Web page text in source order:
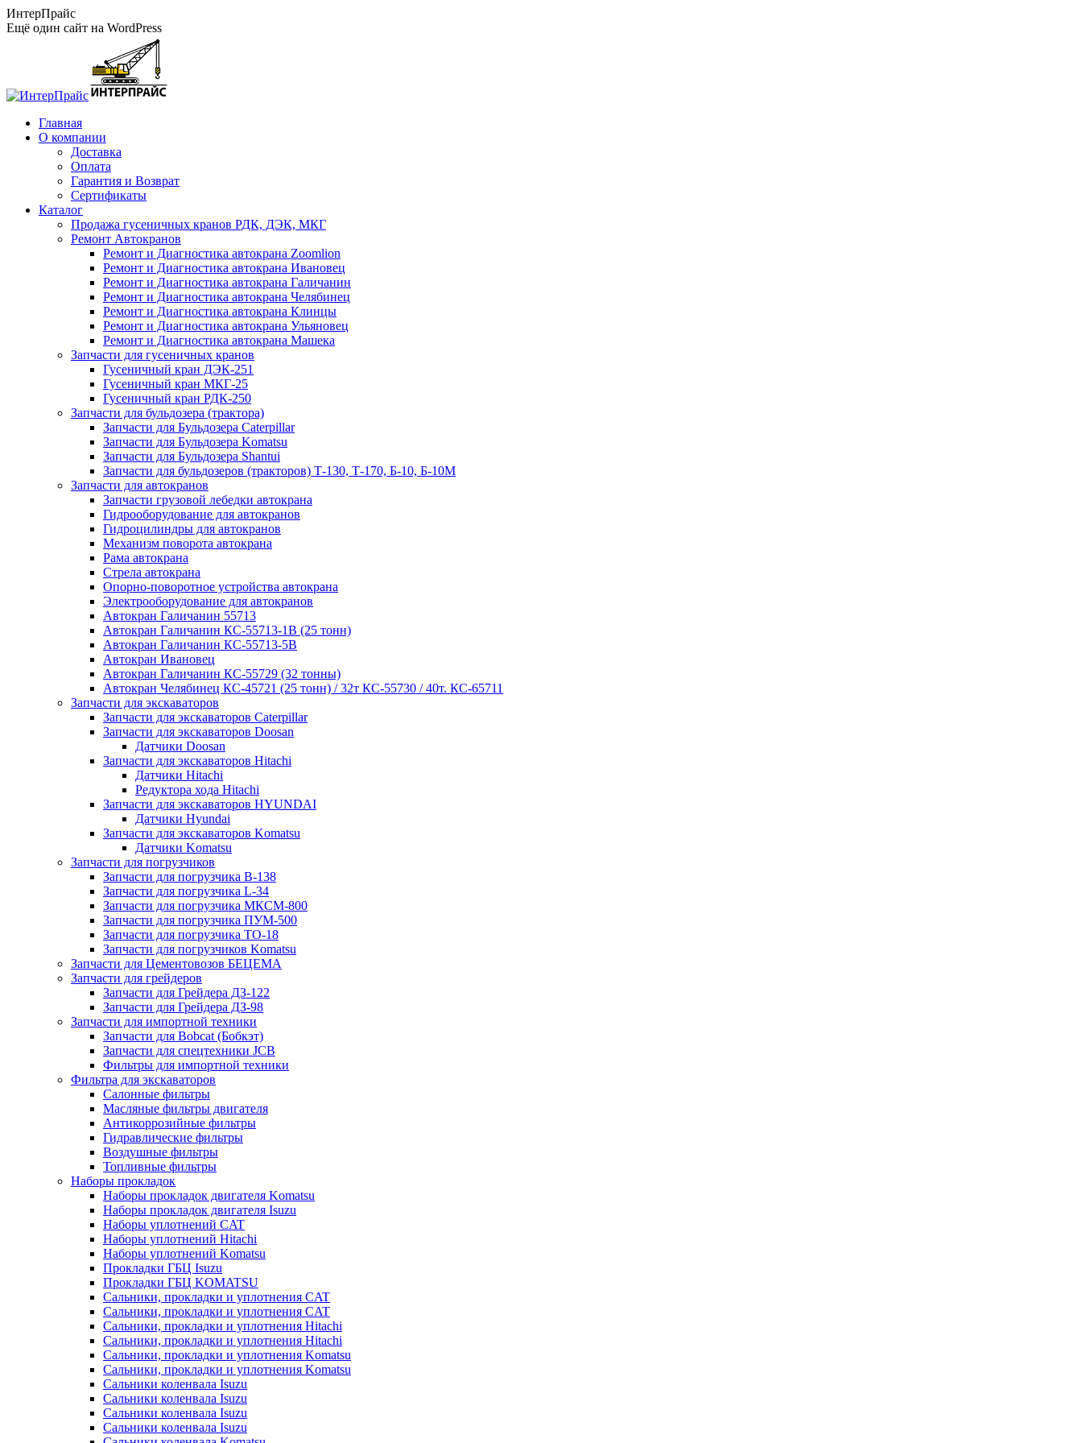
Перейти
к
ИнтерПрайс
Ещё один сайт на WordPress
Главная
О компании
Доставка
Оплата
Гарантия и Возврат
Сертификаты
Каталог
Продажа гусеничных кранов РДК, ДЭК, МКГ
Ремонт Автокранов
Ремонт и Диагностика автокрана Zoomlion
Ремонт и Диагностика автокрана Ивановец
Ремонт и Диагностика автокрана Галичанин
Ремонт и Диагностика автокрана Челябинец
Ремонт и Диагностика автокрана Клинцы
Ремонт и Диагностика автокрана Ульяновец
Ремонт и Диагностика автокрана Машека
Запчасти для гусеничных кранов
Гусеничный кран ДЭК-251
Гусеничный кран МКГ-25
Гусеничный кран РДК-250
Запчасти для бульдозера (трактора)
Запчасти для Бульдозера Caterpillar
Запчасти для Бульдозера Komatsu
Запчасти для Бульдозера Shantui
Запчасти для бульдозеров (тракторов) Т-130, Т-170, Б-10, Б-10М
Запчасти для автокранов
Запчасти грузовой лебедки автокрана
Гидрооборудование для автокранов
Гидроцилиндры для автокранов
Механизм поворота автокрана
Рама автокрана
Стрела автокрана
Опорно-поворотное устройства автокрана
Электрооборудование для автокранов
Автокран Галичанин 55713
Автокран Галичанин КС-55713-1В (25 тонн)
Автокран Галичанин КС-55713-5В
Автокран Ивановец
Автокран Галичанин КС-55729 (32 тонны)
Автокран Челябинец КС-45721 (25 тонн) / 32т КС-55730 / 40т. КС-65711
Запчасти для экскаваторов
Запчасти для экскаваторов Caterpillar
Запчасти для экскаваторов Doosan
Датчики Doosan
Запчасти для экскаваторов Hitachi
Датчики Hitachi
Редуктора хода Hitachi
Запчасти для экскаваторов HYUNDAI
Датчики Hyundai
Запчасти для экскаваторов Komatsu
Датчики Komatsu
Запчасти для погрузчиков
Запчасти для погрузчика B-138
Запчасти для погрузчика L-34
Запчасти для погрузчика МКСМ-800
Запчасти для погрузчика ПУМ-500
Запчасти для погрузчика ТО-18
Запчасти для погрузчиков Komatsu
Запчасти для Цементовозов БЕЦЕМА
Запчасти для грейдеров
Запчасти для Грейдера ДЗ-122
Запчасти для Грейдера ДЗ-98
Запчасти для импортной техники
Запчасти для Bobcat (Бобкэт)
Запчасти для спецтехники JCB
Фильтры для импортной техники
Фильтра для экскаваторов
Салонные фильтры
Масляные фильтры двигателя
Антикоррозийные фильтры
Гидравлические фильтры
Воздушные фильтры
Топливные фильтры
Наборы прокладок
Наборы прокладок двигателя Komatsu
Наборы прокладок двигателя Isuzu
Наборы уплотнений CAT
Наборы уплотнений Hitachi
Наборы уплотнений Komatsu
Прокладки ГБЦ Isuzu
Прокладки ГБЦ KOMATSU
Сальники, прокладки и уплотнения CAT
Сальники, прокладки и уплотнения CAT
Сальники, прокладки и уплотнения Hitachi
Сальники, прокладки и уплотнения Hitachi
Сальники, прокладки и уплотнения Komatsu
Сальники, прокладки и уплотнения Komatsu
Сальники коленвала Isuzu
Сальники коленвала Isuzu
Сальники коленвала Isuzu
Сальники коленвала Isuzu